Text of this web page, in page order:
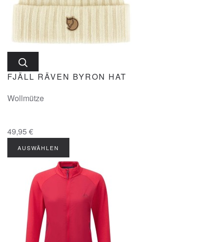
FJÄLL RÄVEN BYRON HAT
Wollmütze
49,95 €
AUSWÄHLEN